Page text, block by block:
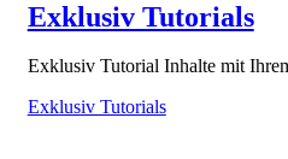
Exklusiv Tutorials
Exklusiv Tutorial Inhalte mit
Exklusiv Tutorials